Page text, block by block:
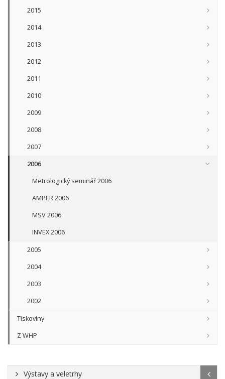
2015
2014
2013
2012
2011
2010
2009
2008
2007
2006
Metrologický seminář 2006
AMPER 2006
MSV 2006
INVEX 2006
2005
2004
2003
2002
Tiskoviny
Z WHP
Výstavy a veletrhy